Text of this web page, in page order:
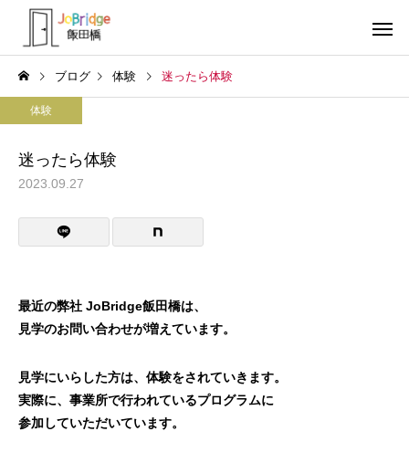
利用者の声
ブログ 体験 迷ったら体験
体験
迷ったら体験
2023.09.27
最近の弊社 JoBridge飯田橋は、
見学のお問い合わせが増えています。
見学にいらした方は、体験をされていきます。
実際に、事業所で行われているプログラムに
参加していただいています。